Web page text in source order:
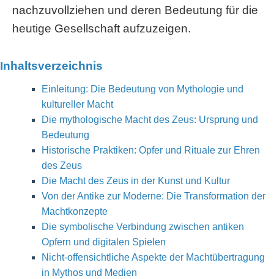
nachzuvollziehen und deren Bedeutung für die
heutige Gesellschaft aufzuzeigen.
Inhaltsverzeichnis
Einleitung: Die Bedeutung von Mythologie und
kultureller Macht
Die mythologische Macht des Zeus: Ursprung und
Bedeutung
Historische Praktiken: Opfer und Rituale zur Ehren
des Zeus
Die Macht des Zeus in der Kunst und Kultur
Von der Antike zur Moderne: Die Transformation der
Machtkonzepte
Die symbolische Verbindung zwischen antiken
Opfern und digitalen Spielen
Nicht-offensichtliche Aspekte der Machtübertragung
in Mythos und Medien